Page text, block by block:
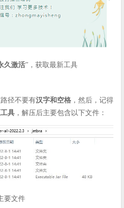
久激活”，获取最新工具
径不要有汉字和空格 ，然后，记得
具 ，解压后主要包含以下文件：
要文件